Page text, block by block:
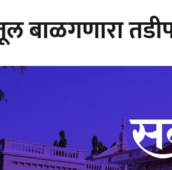
बाळगणारा